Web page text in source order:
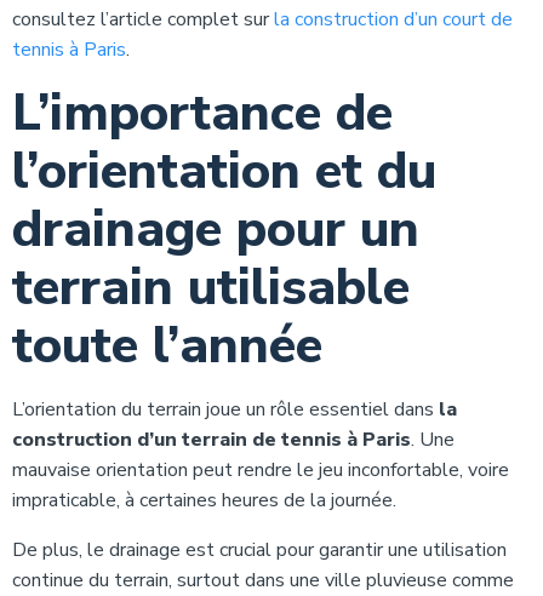
consultez l’article complet surla construction d’un court de
tennis à Paris.
L’importance de
l’orientation et du
drainage pour un
terrain utilisable
toute l’année
L’orientation du terrain joue un rôle essentiel dans la
construction d’un terrain de tennis à Paris. Une
mauvaise orientation peut rendre le jeu inconfortable, voire
impraticable, à certaines heures de la journée.
De plus, le drainage est crucial pour garantir une utilisation
continue du terrain, surtout dans une ville pluvieuse comme